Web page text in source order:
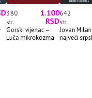
380
str.
1.100
RSD
Gorski vijenac –
Luča mikrokozma
642
str.
Jovan
najveći